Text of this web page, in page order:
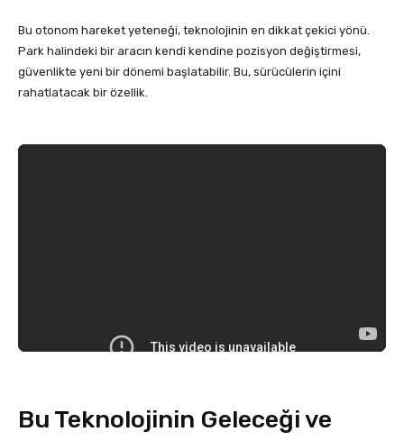
Bu otonom hareket yeteneği, teknolojinin en dikkat çekici yönü.
Park halindeki bir aracın kendi kendine pozisyon değiştirmesi,
güvenlikte yeni bir dönemi başlatabilir. Bu, sürücülerin içini
rahatlatacak bir özellik.
Bu Teknolojinin Geleceği ve